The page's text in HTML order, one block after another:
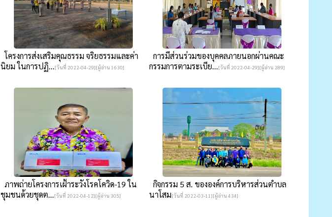
โครงการส่งเสริมคุณธรรม จริยธรรมและค่า
นิยม ในการปฏิ...[วันที่ 2022-04-29][ผู้อ่าน 1630]
การมีส่วนร่วมของบุคคลภายนอกผ่านคณะ
กรรมการตามระเบีย...[วันที่ 2022-04-29][ผู้อ่าน 289]
ภาพถ่ายโครงการเฝ้าระวังโรคโควิด-19 ใน
ชุมชนด้วยชุดต...[วันที่ 2022-04-12][ผู้อ่าน 305]
กิจกรรม 5 ส. ขององค์การบริหารส่วนตำบล
นาโสม[วันที่ 2022-03-11][ผู้อ่าน 434]